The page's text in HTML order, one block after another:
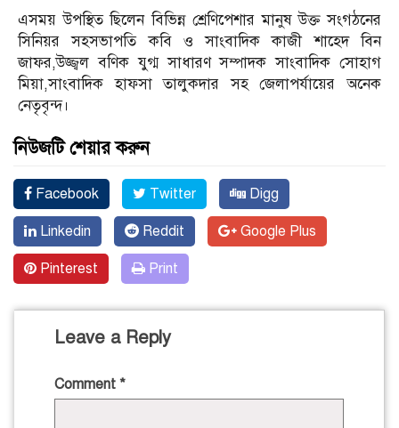
এসময় উপস্থিত ছিলেন বিভিন্ন শ্রেণিপেশার মানুষ উক্ত সংগঠনের
সিনিয়র সহসভাপতি কবি ও সাংবাদিক কাজী শাহেদ বিন
জাফর,উজ্জ্বল বণিক যুগ্ম সাধারণ সম্পাদক সাংবাদিক সোহাগ
মিয়া,সাংবাদিক হাফসা তালুকদার সহ জেলাপর্যায়ের অনেক
নেতৃবৃন্দ।
নিউজটি শেয়ার করুন
Facebook Twitter Digg
Linkedin Reddit Google Plus
Pinterest Print
Leave a Reply
Comment *